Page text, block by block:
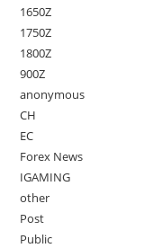
1650Z
1750Z
1800Z
900Z
anonymous
CH
EC
Forex News
IGAMING
other
Post
Public